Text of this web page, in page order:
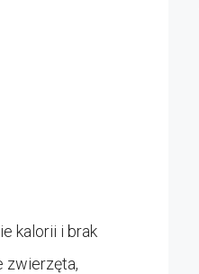
kalorii i brak
zwierzęta,